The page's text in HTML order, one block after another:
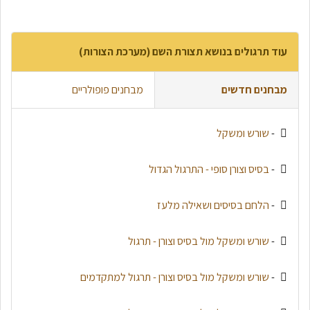
עוד תרגולים בנושא תצורת השם (מערכת הצורות)
מבחנים חדשים מבחנים פופולריים
-שורש ומשקל
-בסיס וצורן סופי - התרגול הגדול
-הלחם בסיסים ושאילה מלעז
-שורש ומשקל מול בסיס וצורן - תרגול
-שורש ומשקל מול בסיס וצורן - תרגול למתקדמים